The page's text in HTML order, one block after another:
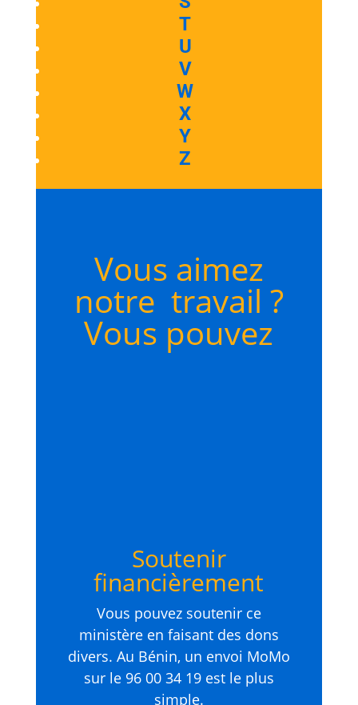
T
U
V
W
X
Y
Z
Vous aimez
notre travail ?
Vous pouvez
Soutenir
financièrement
Vous pouvez soutenir ce
ministère en faisant des dons
divers. Au Bénin, un envoi MoMo
sur le 96 00 34 19 est le plus
simple.